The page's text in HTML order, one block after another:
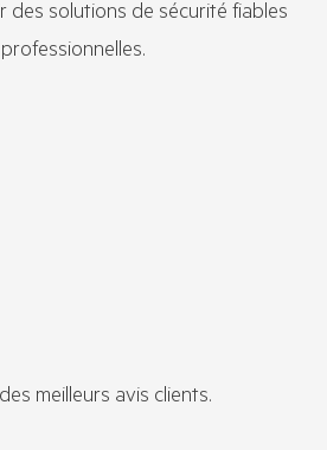
des solutions de sécurité fiables
meilleurs avis clients.